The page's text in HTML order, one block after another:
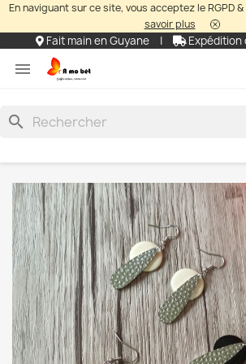
En naviguant sur ce site, vous acceptez le RGPD
savoir plus
Fait main en Guyane | Expédition

search